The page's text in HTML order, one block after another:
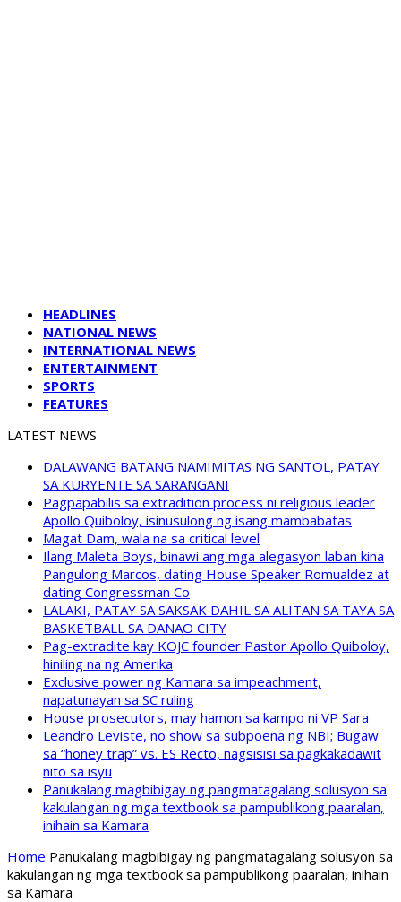
HEADLINES
NATIONAL NEWS
INTERNATIONAL NEWS
ENTERTAINMENT
SPORTS
FEATURES
LATEST NEWS
DALAWANG BATANG NAMIMITAS NG SANTOL, PATAY
SA KURYENTE SA SARANGANI
Pagpapabilis sa extradition process ni religious leader
Apollo Quiboloy, isinusulong ng isang mambabatas
Magat Dam, wala na sa critical level
Ilang Maleta Boys, binawi ang mga alegasyon laban kina
Pangulong Marcos, dating House Speaker Romualdez at
dating Congressman Co
LALAKI, PATAY SA SAKSAK DAHIL SA ALITAN SA TAYA SA
BASKETBALL SA DANAO CITY
Pag-extradite kay KOJC founder Pastor Apollo Quiboloy,
hiniling na ng Amerika
Exclusive power ng Kamara sa impeachment,
napatunayan sa SC ruling
House prosecutors, may hamon sa kampo ni VP Sara
Leandro Leviste, no show sa subpoena ng NBI; Bugaw
sa “honey trap” vs. ES Recto, nagsisisi sa pagkakadawit
nito sa isyu
Panukalang magbibigay ng pangmatagalang solusyon sa
kakulangan ng mga textbook sa pampublikong paaralan,
inihain sa Kamara
Home Panukalang magbibigay ng pangmatagalang solusyon sa
kakulangan ng mga textbook sa pampublikong paaralan, inihain
sa Kamara